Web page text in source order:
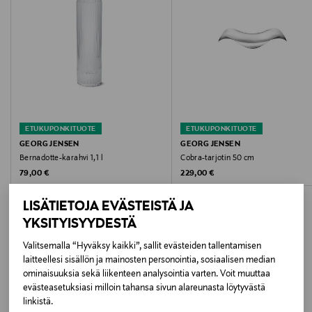
LISÄTIETOJA EVÄSTEISTÄ JA
YKSITYISYYDESTÄ
Valitsemalla “Hyväksy kaikki”, sallit evästeiden tallentamisen
laitteellesi sisällön ja mainosten personointia, sosiaalisen median
ominaisuuksia sekä liikenteen analysointia varten. Voit muuttaa
evästeasetuksiasi milloin tahansa sivun alareunasta löytyvästä
linkistä.
Tuotesarja
Bernadotte
STAINLESS STEEL
Koko
13 x 5,8 cm
ETUKUPONKITUOTE
GEORG JENSEN
Bernadotte-karahvi 1,1 l
Original Price
79,00 €
ETUKUPONKITUOTE
GEORG JENSEN
Cobra-tarjotin 50 cm
Original Price
229,00 €
LISÄÄ KIINNOSTAVIA
TUOTTEITA